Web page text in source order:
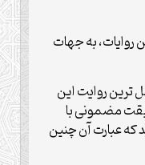
روایات، به جهات
ترین روایت این
مضمونی با
که عبارت آن چنین